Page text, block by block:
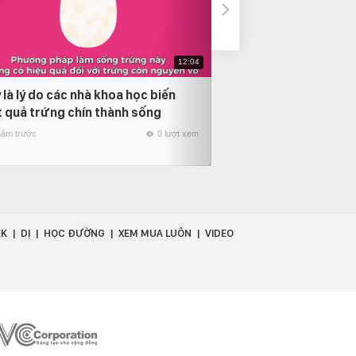
12:04
lý do các nhà khoa học biến
quả trứng chín thành sống
trước 0 lượt xem
DỊ HỌC ĐƯỜNG XEM MUA LUÔN VIDEO